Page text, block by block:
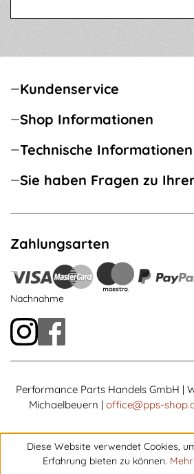
Kundenservice
Shop Informationen
Technische Informationen
Sie haben Fragen zu
Zahlungsarten
Nachnahme
Performance Parts Handels GmbH |
Michaelbeuern | office@pps-
Diese Website verwendet Cookies,
Erfahrung bieten zu können.